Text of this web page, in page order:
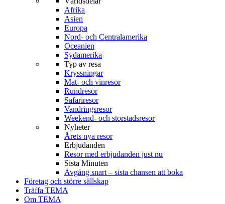
Afrika
Asien
Europa
Nord- och Centralamerika
Oceanien
Sydamerika
Typ av resa
Kryssningar
Mat- och vinresor
Rundresor
Safariresor
Vandringsresor
Weekend- och storstadsresor
Nyheter
Årets nya resor
Erbjudanden
Resor med erbjudanden just nu
Sista Minuten
Avgång snart – sista chansen att boka
Företag och större sällskap
Träffa TEMA
Om TEMA